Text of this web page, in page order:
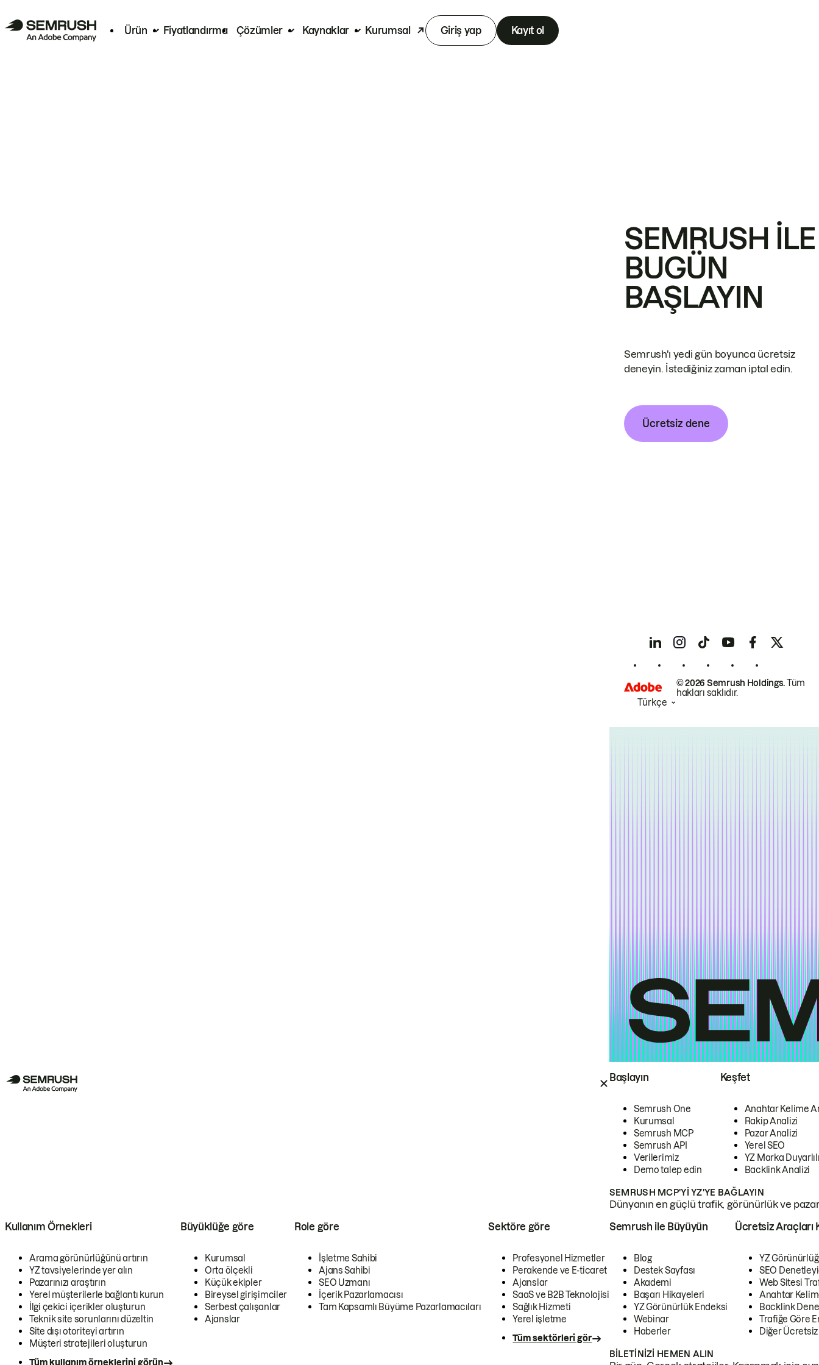
Ürün Fiyatlandırma Çözümler Kaynaklar Kurumsal Giriş yap Kayıt ol
Başlayın
Semrush One
Kurumsal
Semrush MCP
Semrush API
Verilerimiz
Demo talep edin
Keşfet
Anahtar Kelime
Rakip Analizi
Pazar Analizi
Yerel SEO
YZ Marka
Backlink Analizi
SEMRUSH MCP'YI YZ'YE BAĞLAYIN
Dünyanın en güçlü trafik, görünürlük ve
Kullanım Örnekleri
Arama görünürlüğünü artırın
YZ tavsiyelerinde yer alın
Pazarınızı araştırın
Yerel müşterilerle bağlantı kurun
İlgi çekici içerikler oluşturun
Teknik site sorunlarını düzeltin
Site dışı otoriteyi artırın
Müşteri stratejileri oluşturun
Tüm kullanım örneklerini görün
Büyüklüğe göre
Kurumsal
Orta ölçekli
Küçük ekipler
Bireysel girişimciler
Serbest çalışanlar
Ajanslar
Role göre
İşletme Sahibi
Ajans Sahibi
SEO Uzmanı
İçerik Pazarlamacısı
Tam Kapsamlı Büyüme Pazarlamacıları
Sektöre göre
Profesyonel Hizmetler
Perakende ve E-ticaret
Ajanslar
SaaS ve B2B Teknolojisi
Sağlık Hizmeti
Yerel işletme
Tüm sektörleri gör
Semrush ile Büyüyün
Blog
Destek Sayfası
Akademi
Başarı Hikayeleri
YZ Görünürlük Endeksi
Webinar
Haberler
Ücretsiz Araçları
YZ
SEO
Web Sitesi
Anahtar
Backlink
Trafiğe Göre
Diğer
BILETINIZI HEMEN ALIN
SEMRUSH ILE
BUGÜN
BAŞLAYIN
Semrush'ı yedi gün boyunca ücretsiz
deneyin. İstediğiniz zaman iptal edin.
Ücretsiz dene
© 2026 Semrush Holdings.Tüm
hakları saklıdır.
Türkçe